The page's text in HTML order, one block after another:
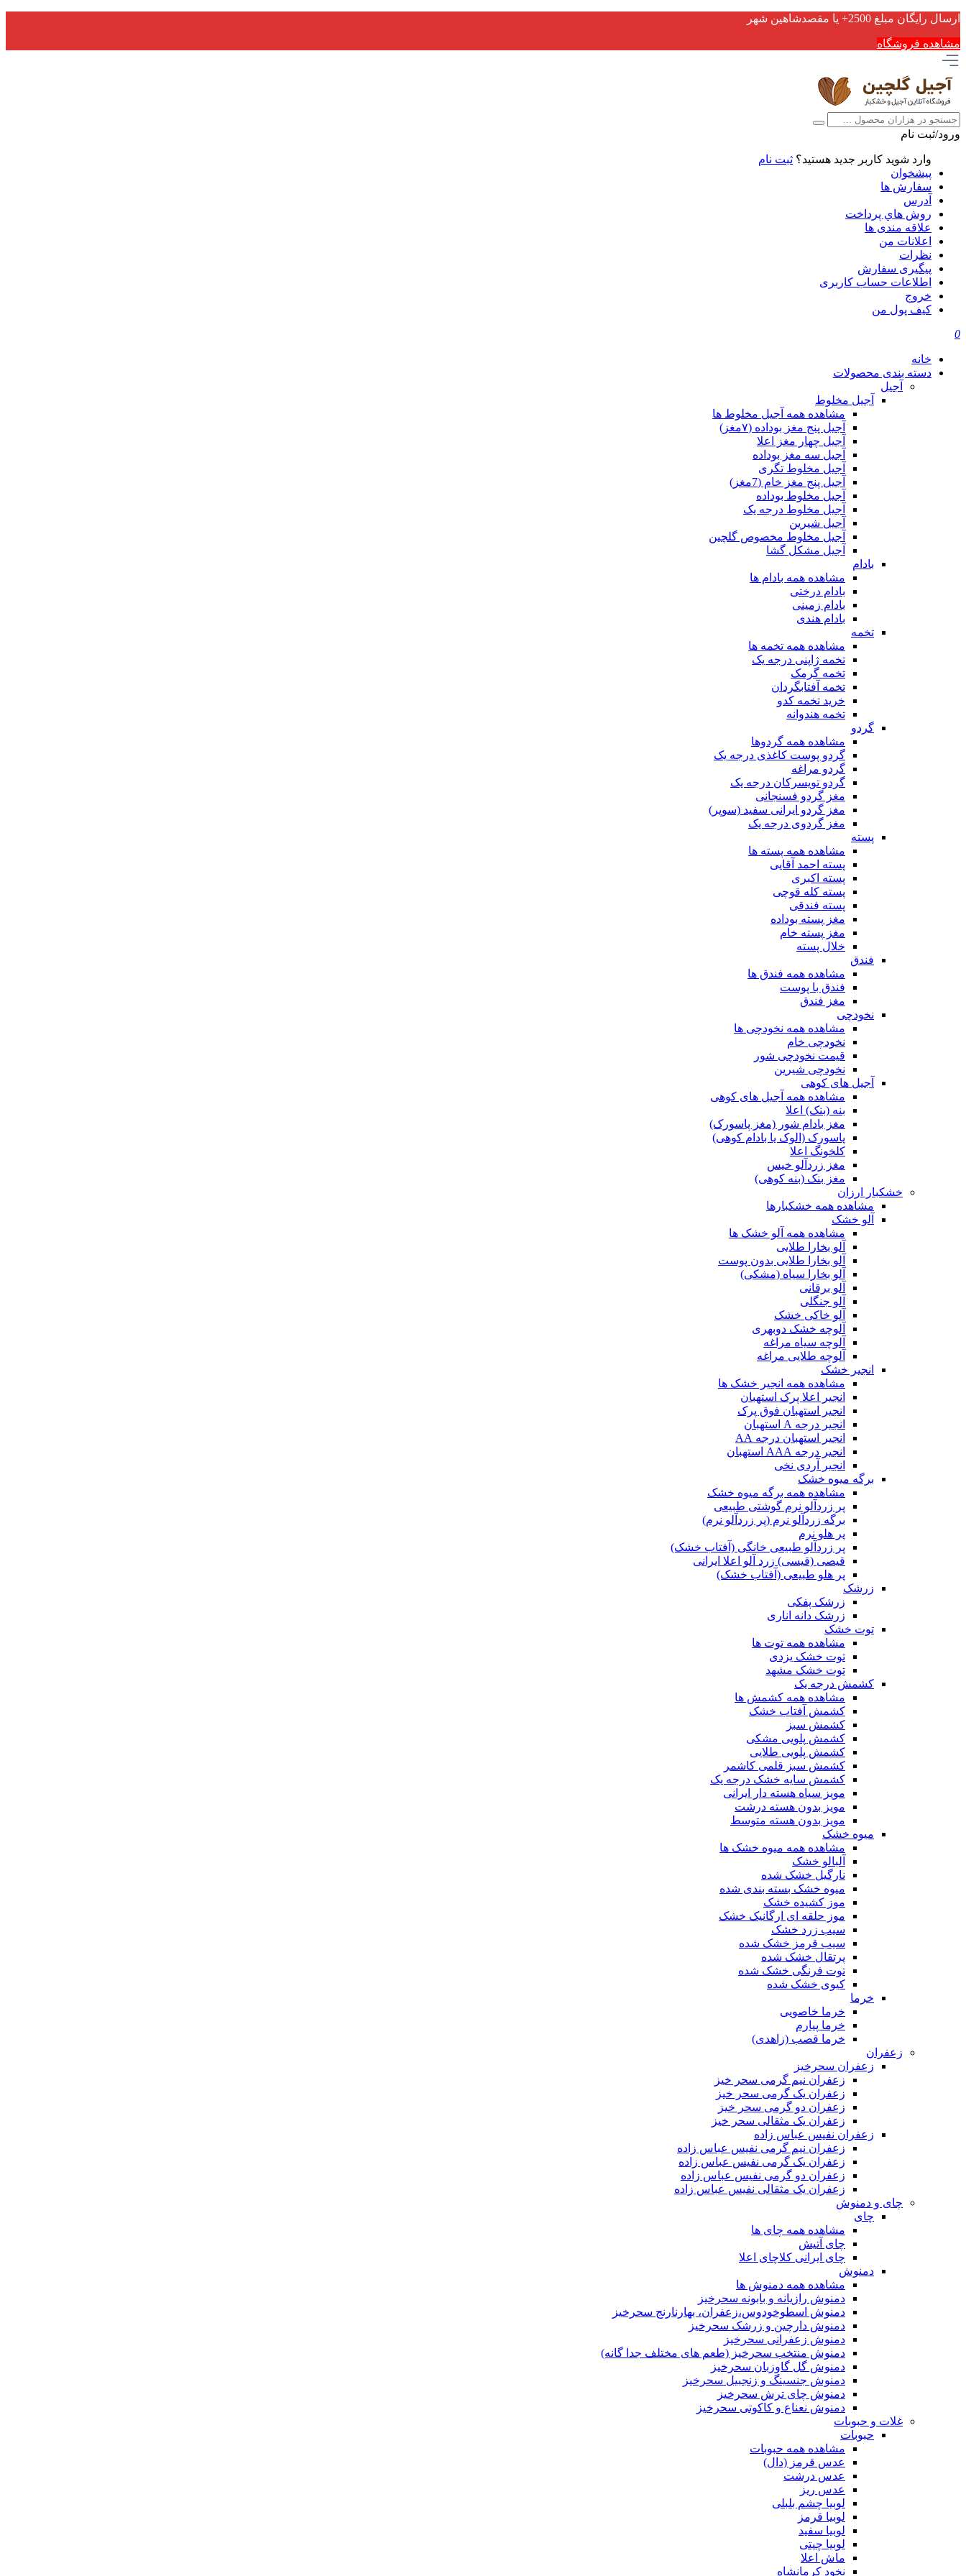
ارسال رایگان مبلغ 2500+ یا مقصدشاهین شهر
مشاهده فروشگاه
ورود/ثبت نام
وارد شوید کاربر جدید هستید؟ ثبت نام
پیشخوان
سفارش ها
آدرس
روش هاي پرداخت
علاقه مندی ها
اعلانات من
نظرات
پیگیری سفارش
اطلاعات حساب كاربری
خروج
کیف پول من
0
خانه
دسته بندی محصولات
آجیل
آجیل مخلوط
مشاهده همه آجیل مخلوط ها
آجیل پنج مغز بوداده (۷مغز)
آجیل چهار مغز اعلا
آجیل سه مغز بوداده
آجیل مخلوط تگری
آجیل پنج مغز خام (7مغز)
آجیل مخلوط بوداده
آجیل مخلوط درجه یک
آجیل شیرین
آجیل مخلوط مخصوص گلچین
آجیل مشکل گشا
بادام
مشاهده همه بادام ها
بادام درختی
بادام زمینی
بادام هندی
تخمه
مشاهده همه تخمه ها
تخمه ژاپنی درجه یک
تخمه گرمک
تخمه آفتابگردان
خرید تخمه کدو
تخمه هندوانه
گردو
مشاهده همه گردوها
گردو پوست کاغذی درجه یک
گردو مراغه
گردو تویسرکان درجه یک
مغز گردو فسنجانی
مغز گردو ایرانی سفید (سوپر)
مغز گردوی درجه یک
پسته
مشاهده همه پسته ها
پسته احمد آقایی
پسته اکبری
پسته کله قوچی
پسته فندقی
مغز پسته بوداده
مغز پسته خام
خلال پسته
فندق
مشاهده همه فندق ها
فندق با پوست
مغز فندق
نخودچی
مشاهده همه نخودچی ها
نخودچی خام
قیمت نخودچی شور
نخودچی شیرین
آجیل های کوهی
مشاهده همه آجیل های کوهی
بنه (بنک) اعلا
مغز بادام شور (مغز پاسورک)
پاسورک (الوک یا بادام کوهی)
کلخونگ اعلا
مغز زردآلو خیس
مغز بنک (بنه کوهی)
خشکبار ارزان
مشاهده همه خشکبارها
آلو خشک
مشاهده همه آلو خشک ها
آلو بخارا طلایی
آلو بخارا طلایی بدون پوست
آلو بخارا سیاه (مشکی)
آلو برقانی
آلو جنگلی
آلو خاکی خشک
آلوچه خشک دوبهری
آلوچه سیاه مراغه
آلوچه طلایی مراغه
انجیر خشک
مشاهده همه انجیر خشک ها
انجیر اعلا پرک استهبان
انجیر استهبان فوق پرک
انجیر درجه A استهبان
انجیر استهبان درجه AA
انجیر درجه AAA استهبان
انجیر آردی نخی
برگه میوه خشک
مشاهده همه برگه میوه خشک
پر زردآلو نرم گوشتی طبیعی
برگه زردآلو نرم (پر زردآلو نرم)
پر هلو نرم
پر زردآلو طبیعی خانگی (آفتاب خشک)
قیصی (قیسی) زرد آلو اعلا ایرانی
پر هلو طبیعی (آفتاب خشک)
زرشک
زرشک پفکی
زرشک دانه اناری
توت خشک
مشاهده همه توت ها
توت خشک یزدی
توت خشک مشهد
کشمش درجه یک
مشاهده همه کشمش ها
کشمش آفتاب خشک
کشمش سبز
کشمش پلویی مشکی
کشمش پلویی طلایی
کشمش سبز قلمی کاشمر
کشمش سایه خشک درجه یک
مویز سیاه هسته دار ایرانی
مویز بدون هسته درشت
مویز بدون هسته متوسط
میوه خشک
مشاهده همه میوه خشک ها
آلبالو خشک
نارگیل خشک شده
میوه خشک بسته بندی شده
موز کشیده خشک
موز حلقه ای ارگانیک خشک
سیب زرد خشک
سیب قرمز خشک شده
پرتقال خشک شده
توت فرنگی خشک شده
کیوی خشک شده
خرما
خرما خاصویی
خرما پیارم
خرما قصب (زاهدی)
زعفران
زعفران سحرخیز
زعفران نیم گرمی سحر خیز
زعفران یک گرمی سحر خیز
زعفران دو گرمی سحر خیز
زعفران یک مثقالی سحر خیز
زعفران نفیس عباس زاده
زعفران نیم گرمی نفیس عباس زاده
زعفران یک گرمی نفیس عباس زاده
زعفران دو گرمی نفیس عباس زاده
زعفران یک مثقالی نفیس عباس زاده
چای و دمنوش
چای
مشاهده همه چای ها
چای آتیش
چای ایرانی کلاچای اعلا
دمنوش
مشاهده همه دمنوش ها
دمنوش رازیانه و بابونه سحرخیز
دمنوش اسطوخودوس،زعفران، بهارنارنج سحرخیز
دمنوش دارچین و زرشک سحرخیز
دمنوش زعفرانی سحرخیز
دمنوش منتخب سحرخیز (طعم های مختلف جدا گانه)
دمنوش گل گاوزبان سحرخیز
دمنوش جنسینگ و زنجبیل سحرخیز
دمنوش چای ترش سحرخیز
دمنوش نعناع و کاکوتی سحرخیز
غلات و حبوبات
حبوبات
مشاهده همه حبوبات
عدس قرمز (دال)
عدس درشت
عدس ریز
لوبیا چشم بلبلی
لوبیا قرمز
لوبیا سفید
لوبیا چیتی
ماش اعلا
نخود کرمانشاه